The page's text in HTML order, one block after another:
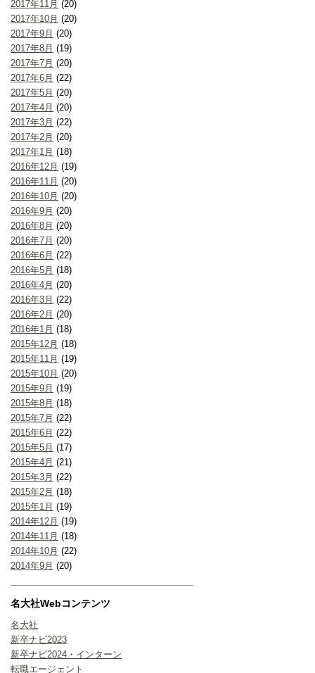
2017年11月 (20)
2017年10月 (20)
2017年9月 (20)
2017年8月 (19)
2017年7月 (20)
2017年6月 (22)
2017年5月 (20)
2017年4月 (20)
2017年3月 (22)
2017年2月 (20)
2017年1月 (18)
2016年12月 (19)
2016年11月 (20)
2016年10月 (20)
2016年9月 (20)
2016年8月 (20)
2016年7月 (20)
2016年6月 (22)
2016年5月 (18)
2016年4月 (20)
2016年3月 (22)
2016年2月 (20)
2016年1月 (18)
2015年12月 (18)
2015年11月 (19)
2015年10月 (20)
2015年9月 (19)
2015年8月 (18)
2015年7月 (22)
2015年6月 (22)
2015年5月 (17)
2015年4月 (21)
2015年3月 (22)
2015年2月 (18)
2015年1月 (19)
2014年12月 (19)
2014年11月 (18)
2014年10月 (22)
2014年9月 (20)
名大社Webコンテンツ
名大社
新卒ナビ2023
新卒ナビ2024・インターン
転職エージェント